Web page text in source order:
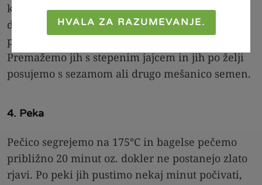
kuhalnico naredimo luknjo na sredini, da
dobimo značilno obliko bagelsa. Bagelse
položimo na pekač, obložen s papirjem za peko.
Premažemo jih s stepenim jajcem in jih po želji
posujemo s sezamom ali drugo mešanico semen.
4. Peka
Pečico segrejemo na 175°C in bagelse pečemo
približno 20 minut oz. dokler ne postanejo zlato
rjavi. Po peki jih pustimo nekaj minut počivati,
HVALA ZA RAZUMEVANJE.